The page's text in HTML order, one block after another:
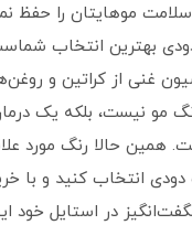
موهایتان را حفظ
بهترین انتخاب
غنی از کراتین و
مو نیست، بلکه یک
همین حالا رنگ مورد
انتخاب کنید و با
در استایل خود